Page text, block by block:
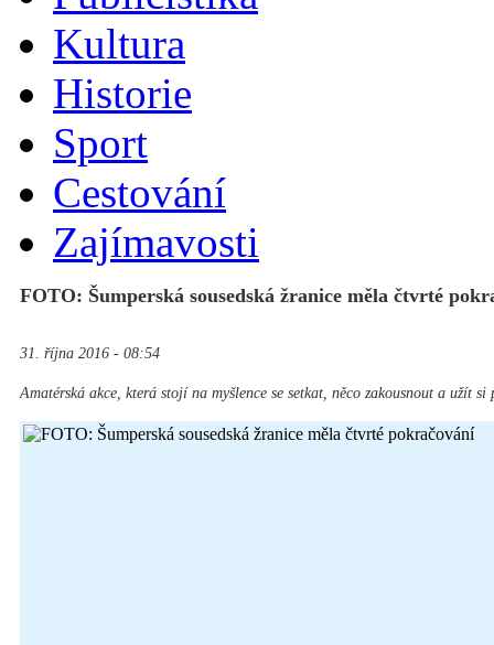
Kultura
Historie
Sport
Cestování
Zajímavosti
FOTO: Šumperská sousedská žranice měla čtvrté
31. října 2016 - 08:54
Amatérská akce, která stojí na myšlence se setkat, něco zakousnout a užít si